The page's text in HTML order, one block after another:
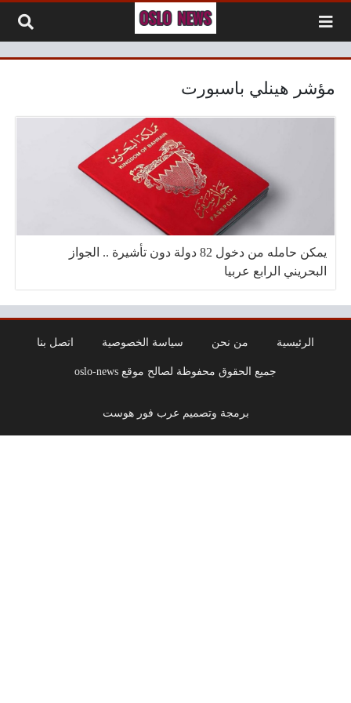
مؤشر هينلي باسبورت
يمكن حامله من دخول 82 دولة دون تأشيرة .. الجواز
البحريني الرابع عربيا
الرئيسية من نحن سياسة الخصوصية اتصل بنا
جميع الحقوق محفوظة لصالح موقع oslo-news
برمجة وتصميم عرب فور هوست